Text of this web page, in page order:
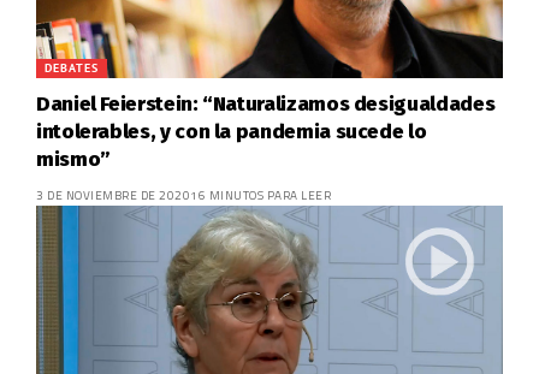
DEBATES
Daniel Feierstein: “Naturalizamos desigualdades
intolerables, y con la pandemia sucede lo
mismo”
3 DE NOVIEMBRE DE 202016 MINUTOS PARA LEER